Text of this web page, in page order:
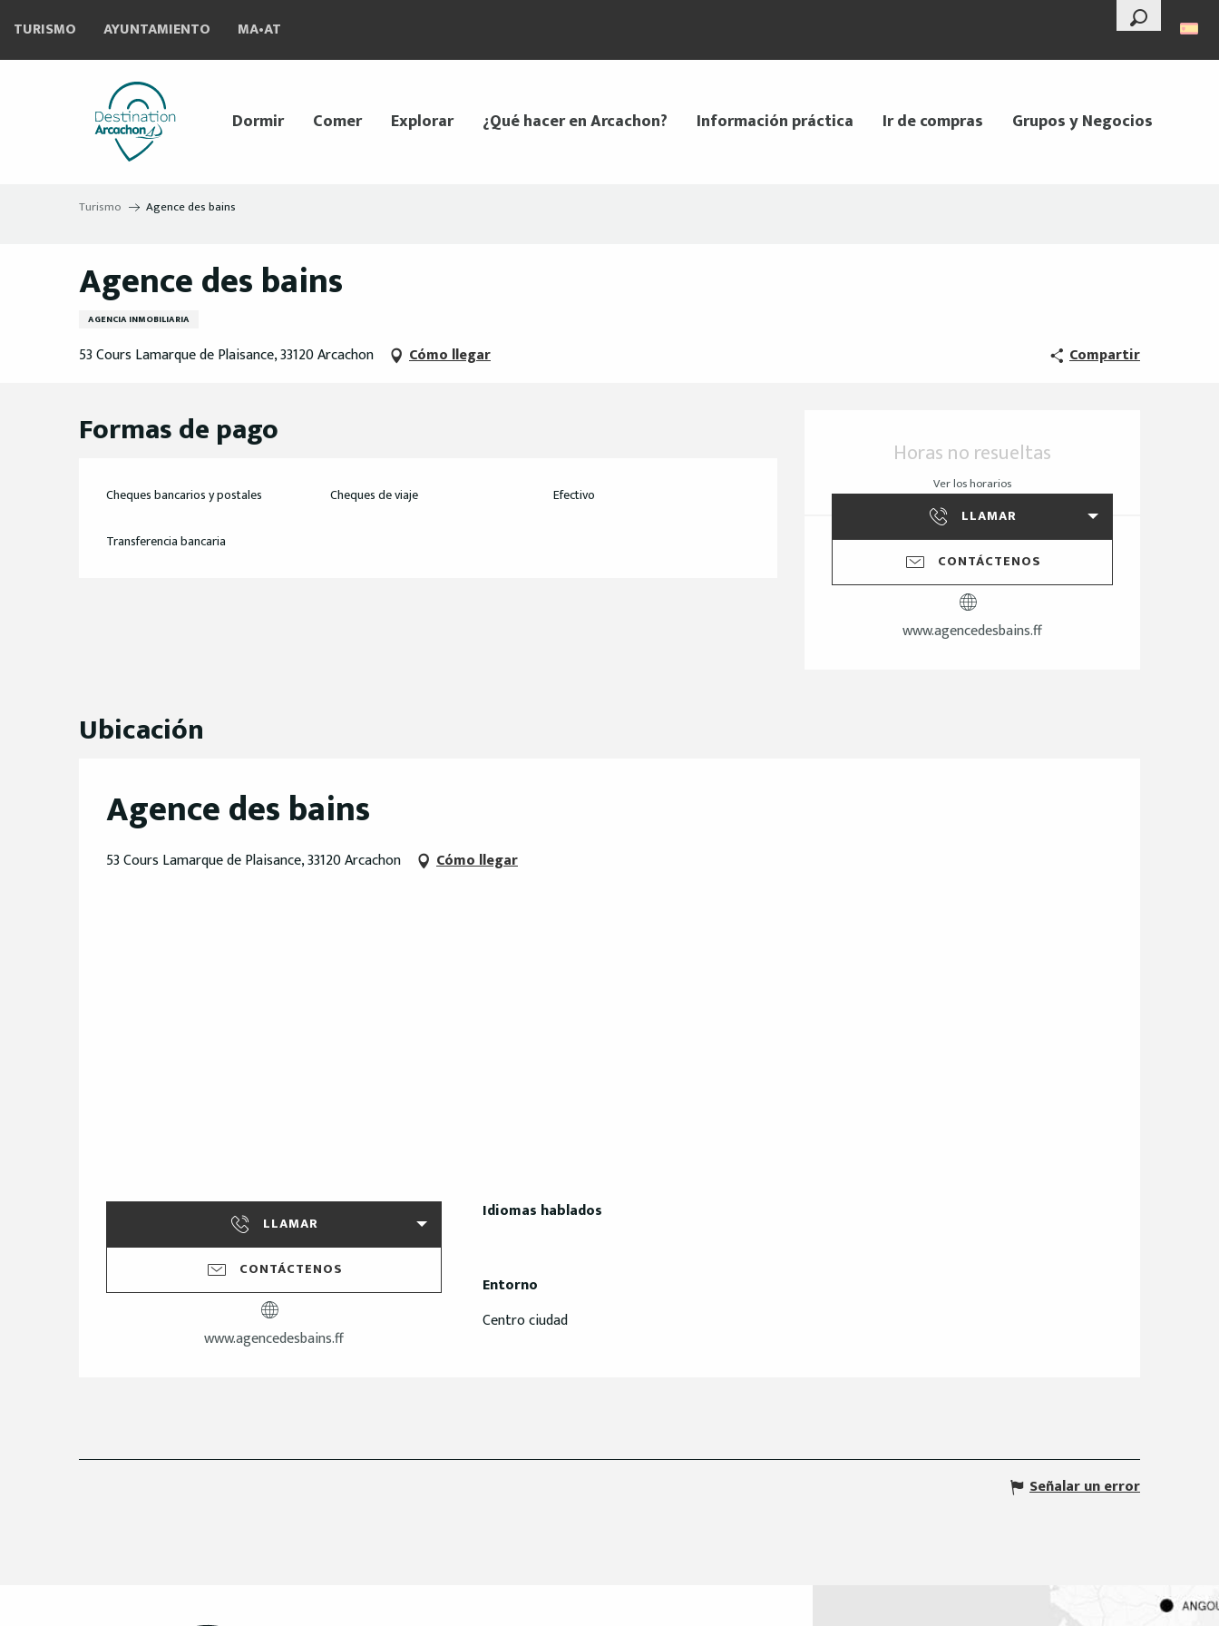
contenu
--°
Buscar
TURISMO AYUNTAMIENTO MA•AT
Dormir Comer Explorar ¿Qué hacer en Arcachon? Información práctica Ir de compras Grupos y Negocios
Turismo Agence des bains
Agence des bains
AGENCIA INMOBILIARIA
53 Cours Lamarque de Plaisance, 33120 Arcachon Cómo llegar Compartir
Horarios y datos de
Horas no resueltas
Ver los horarios
LLAMAR
CONTÁCTENOS
www.agencedesbains.ff
Formas de pago
Cheques bancarios y postales Cheques de viaje Efectivo
Transferencia bancaria
Ubicación
Agence des bains
53 Cours Lamarque de Plaisance, 33120 Arcachon Cómo llegar
LLAMAR
CONTÁCTENOS
www.agencedesbains.ff
Idiomas hablados
Idiomas hablados
Entorno
Entorno
Centro ciudad
Señalar un error